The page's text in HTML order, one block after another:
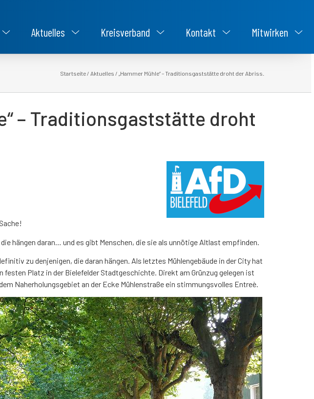
Aktuelles Kreisverband Kontakt Mitwirken
Startseite / Aktuelles / „Hammer Mühle“ – Traditionsgaststätte droht der Abriss.
– Traditionsgaststätte droht
hängen daran… und es gibt Menschen, die sie als unnötige Altlast empfinden.
zu denjenigen, die daran hängen. Als letztes Mühlengebäude in der City hat
Platz in der Bielefelder Stadtgeschichte. Direkt am Grünzug gelegen ist
Naherholungsgebiet an der Ecke Mühlenstraße ein stimmungsvolles Entreè.